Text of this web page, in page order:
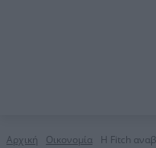
Αρχική Οικονομία Η Fitch